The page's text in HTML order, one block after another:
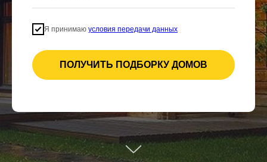
Я принимаю условия передачи данных
ПОЛУЧИТЬ ПОДБОРКУ ДОМОВ